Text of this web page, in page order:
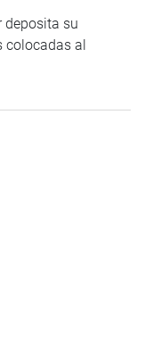
deposita su
colocadas al